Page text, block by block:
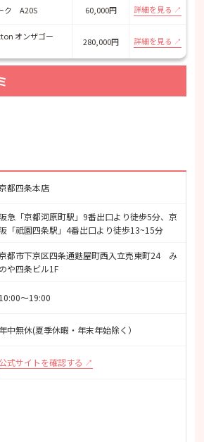
ク A20S 60,000円 詳細を見る
オンザゴー
280,000円 詳細を見る
都四条本店
阪急「京都河原町駅」9番出口より徒歩5分、京
阪「祇園四条駅」4番出口より徒歩13~15分
都市下京区四条通麩屋町西入立売東町24 み
のや四条ビル1F
10:00〜19:00
年中無休(夏季休暇・年末年始除く）
公式サイトを確認する